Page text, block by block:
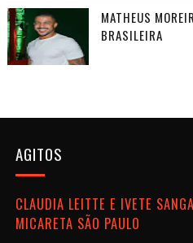
MATHEUS
BRASILEIRA
AGITOS
CLAUDIA LEITTE E IVETE
MICARETA SÃO PAULO